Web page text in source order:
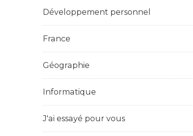
Développement personnel
France
Géographie
Informatique
J'ai essayé pour vous